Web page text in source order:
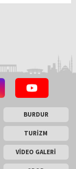
BURDUR
TURİZM
VİDEO GALERİ